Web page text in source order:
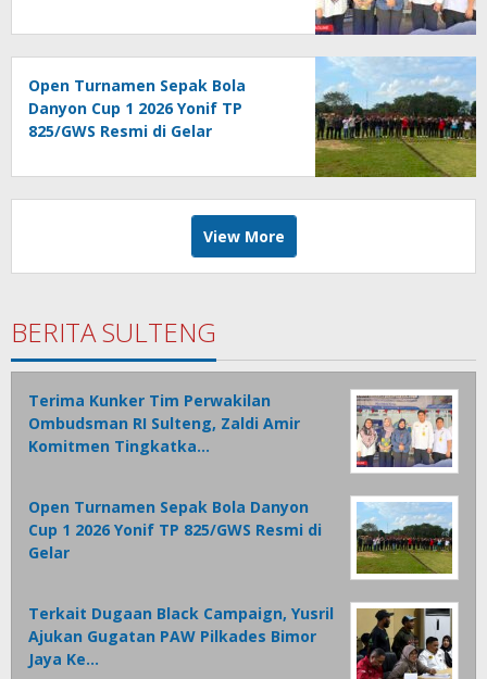
Akuntabel Bebas Mal
Administrasi
Open Turnamen Sepak Bola
Danyon Cup 1 2026 Yonif TP
825/GWS Resmi di Gelar
View More
BERITA SULTENG
Terima Kunker Tim Perwakilan
Ombudsman RI Sulteng, Zaldi Amir
Komitmen Tingkatka…
Open Turnamen Sepak Bola Danyon
Cup 1 2026 Yonif TP 825/GWS Resmi di
Gelar
Terkait Dugaan Black Campaign, Yusril
Ajukan Gugatan PAW Pilkades Bimor
Jaya Ke…